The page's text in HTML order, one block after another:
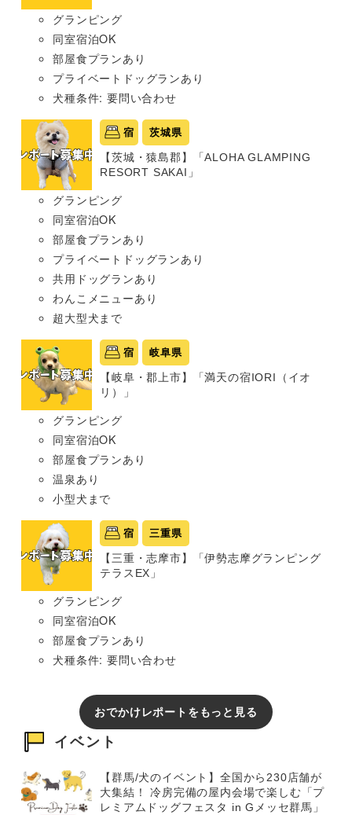
グランピング
同室宿泊OK
部屋食プランあり
プライベートドッグランあり
犬種条件: 要問い合わせ
宿 茨城県
【茨城・猿島郡】「ALOHA GLAMPING
RESORT SAKAI」
グランピング
同室宿泊OK
部屋食プランあり
プライベートドッグランあり
共用ドッグランあり
わんこメニューあり
超大型犬まで
宿 岐阜県
【岐阜・郡上市】「満天の宿IORI（イオ
リ）」
グランピング
同室宿泊OK
部屋食プランあり
温泉あり
小型犬まで
宿 三重県
【三重・志摩市】「伊勢志摩グランピング
テラスEX」
グランピング
同室宿泊OK
部屋食プランあり
犬種条件: 要問い合わせ
おでかけレポートをもっと見る
イベント
【群馬/犬のイベント】全国から230店舗が
大集結！ 冷房完備の屋内会場で楽しむ「プ
レミアムドッグフェスタ in Gメッセ群馬」